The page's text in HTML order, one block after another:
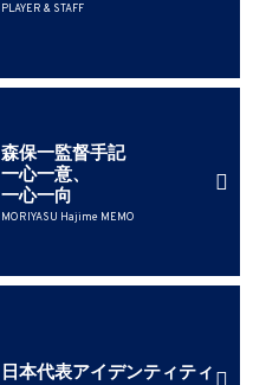
PLAYER & STAFF
森保一監督手記
一心一意、
一心一向
MORIYASU Hajime MEMO
日本代表アイデンティティ